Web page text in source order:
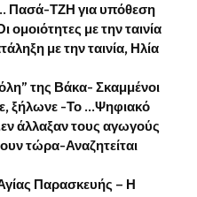
Πασά-ΤΖΗ για υπόθεση
με την ταινία
με την ταινία, Ηλία
της Βάκα- Σκαμμένοι
ξήλωνε -Το …Ψηφιακό
άλλαξαν τους αγωγούς
τώρα-Αναζητείται
Παρασκευής – Η